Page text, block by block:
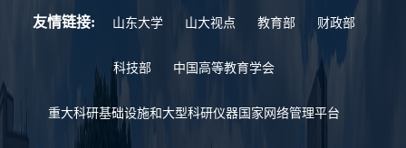
友情链接: 山东大学 山大视点 教育部 财政部
科技部 中国高等教育学会
重大科研基础设施和大型科研仪器国家网络管理平台